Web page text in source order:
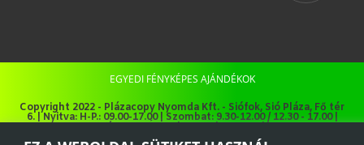
EGYEDI FÉNYKÉPES AJÁNDÉKOK
Copyright 2022 - Plázacopy Nyomda Kft. - Siófok, Sió Pláza, Fő tér
6. | Nyitva: H-P.: 09.00-17.00 | Szombat: 9.30-12.00 / 12.30 - 17.00 |